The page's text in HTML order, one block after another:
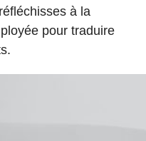
à la
pour traduire